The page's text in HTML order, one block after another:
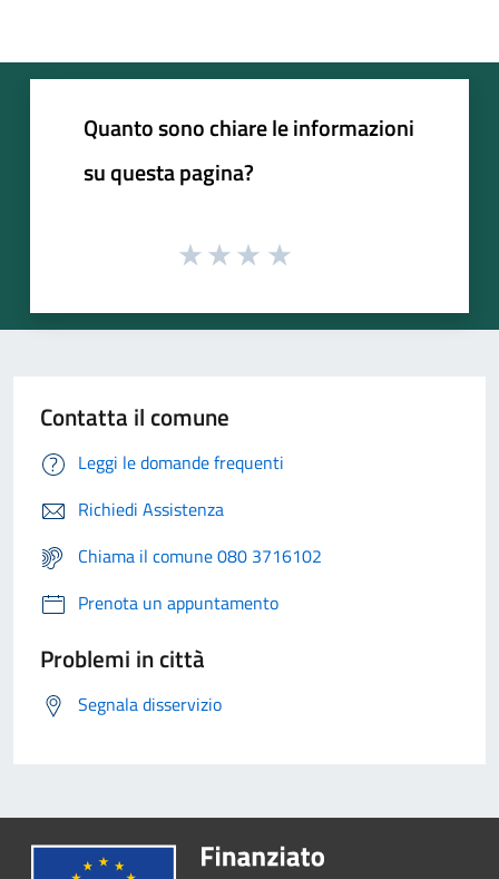
Quanto sono chiare le informazioni
su questa pagina?
Contatta il comune
Leggi le domande frequenti
Richiedi Assistenza
Chiama il comune 080 3716102
Prenota un appuntamento
Problemi in città
Segnala disservizio